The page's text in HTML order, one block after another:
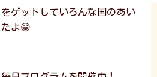
ゲットしていろんな国のあい
よ😁